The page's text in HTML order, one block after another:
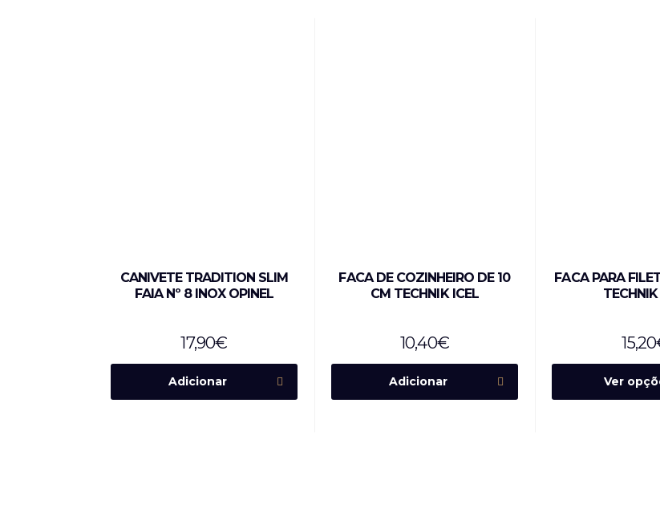
CANIVETE TRADITION SLIM
FAIA Nº 8 INOX OPINEL
17,90€
Adicionar
FACA DE COZINHEIRO DE 10
CM TECHNIK ICEL
10,40€
Adicionar
FACA PARA
TECHNIK
15,20
Ver